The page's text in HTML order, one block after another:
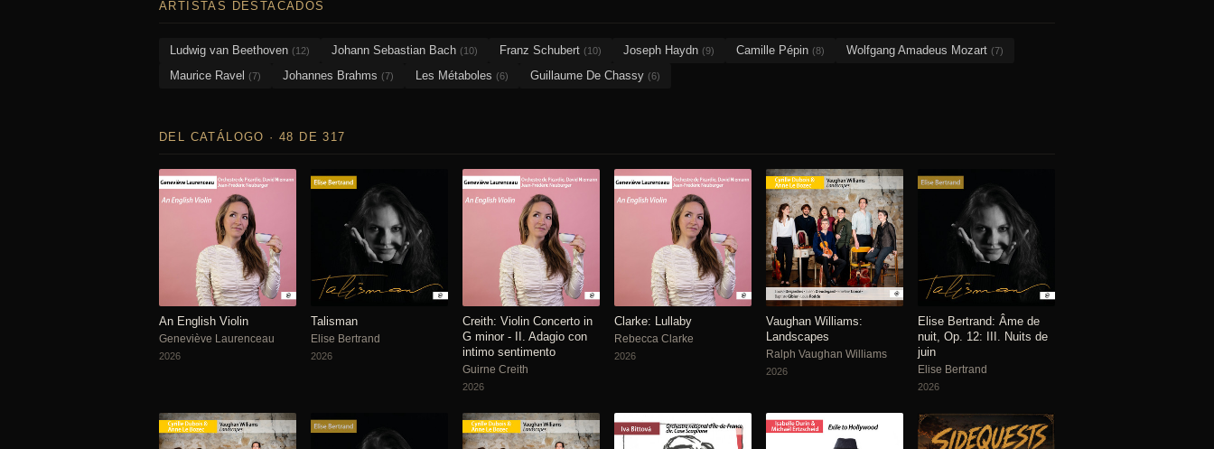
ARTISTAS DESTACADOS
Ludwig van Beethoven (12) Johann Sebastian Bach (10) Franz Schubert (10) Joseph Haydn (9) Camille Pépin (8) Wolfgang Amadeus Mozart (7)
Maurice Ravel (7) Johannes Brahms (7) Les Métaboles (6) Guillaume De Chassy (6)
DEL CATÁLOGO · 48 DE 317
An English Violin
Geneviève Laurenceau
2026
Talisman
Elise Bertrand
2026
Creith: Violin Concerto in
G minor - II. Adagio con
intimo sentimento
Guirne Creith
2026
Clarke: Lullaby
Rebecca Clarke
2026
Vaughan Williams:
Landscapes
Ralph Vaughan Williams
2026
Elise Bertrand: Âme de
nuit, Op. 12: III. Nuits de
juin
Elise Bertrand
2026